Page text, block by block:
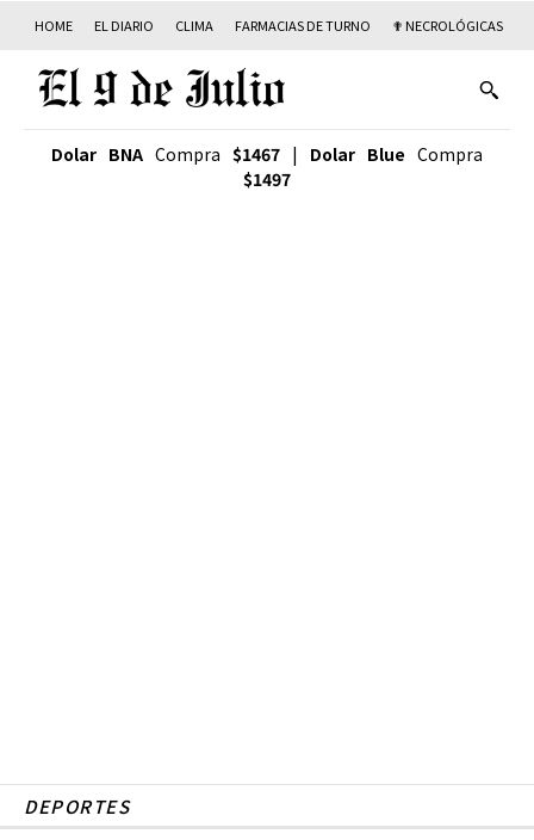
HOME EL DIARIO CLIMA FARMACIAS DE TURNO ✟ NECROLÓGICAS
Dolar BNA Compra $1467 | Dolar Blue Compra
$1497
DEPORTES